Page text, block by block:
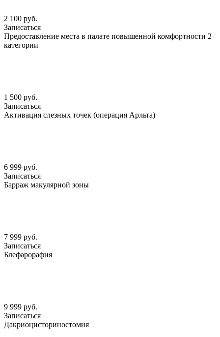
2 100 руб.
Записаться
Предоставление места в палате повышенной комфортности 2
категории
1 500 руб.
Записаться
Активация слезных точек (операция Арльта)
6 999 руб.
Записаться
Барраж макулярной зоны
7 999 руб.
Записаться
Блефарорафия
9 999 руб.
Записаться
Дакриоцисториностомия